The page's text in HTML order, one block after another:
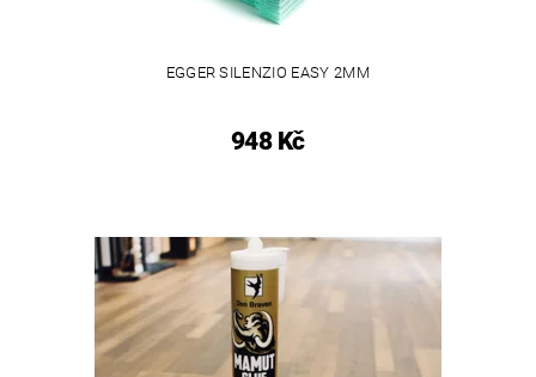
EGGER SILENZIO EASY 2MM
948 Kč